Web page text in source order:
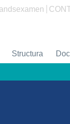
Structura